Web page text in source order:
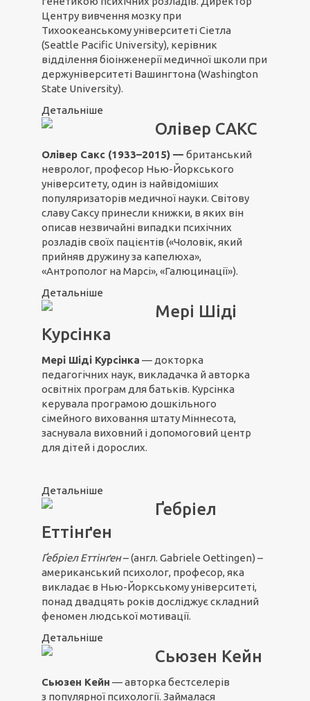
Центру вивчення мозку при
Тихоокеанському університеті Сіетла
(Seattle Pacific University), керівник
відділення біоінженерії медичної школи при
держуніверситеті Вашингтона (Washington
State University).
Детальніше
Олівер САКС
Олівер Сакс (1933–2015) — британський
невролог, професор Нью-Йоркського
університету, один із найвідоміших
популяризаторів медичної науки. Світову
славу Саксу принесли книжки, в яких він
описав незвичайні випадки психічних
розладів своїх пацієнтів («Чоловік, який
прийняв дружину за капелюха»,
«Антрополог на Марсі», «Галюцинації»).
Детальніше
Мері Шіді
Курсінка
Мері Шіді Курсінка — докторка
педагогічних наук, викладачка й авторка
освітніх програм для батьків. Курсінка
керувала програмою дошкільного
сімейного виховання штату Міннесота,
заснувала виховний і допомоговий центр
для дітей і дорослих.
Детальніше
Ґебріел
Еттінґен
Ґебріел Еттінґен– (англ. Gabriele Oettingen) –
американський психолог, професор, яка
викладає в Нью-Йоркському університеті,
понад двадцять років досліджує складний
феномен людської мотивації.
Детальніше
Сьюзен Кейн
Сьюзен Кейн — авторка бестселерів
з популярної психології. Займалася